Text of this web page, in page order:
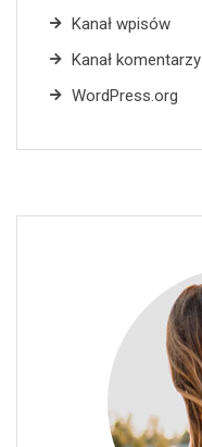
Kanał wpisów
Kanał komentarzy
WordPress.org